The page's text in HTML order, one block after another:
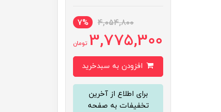
4,054,800
7%
3,775,300 تومان
برای اطلاع از آخرین
تخفیفات به صفحه